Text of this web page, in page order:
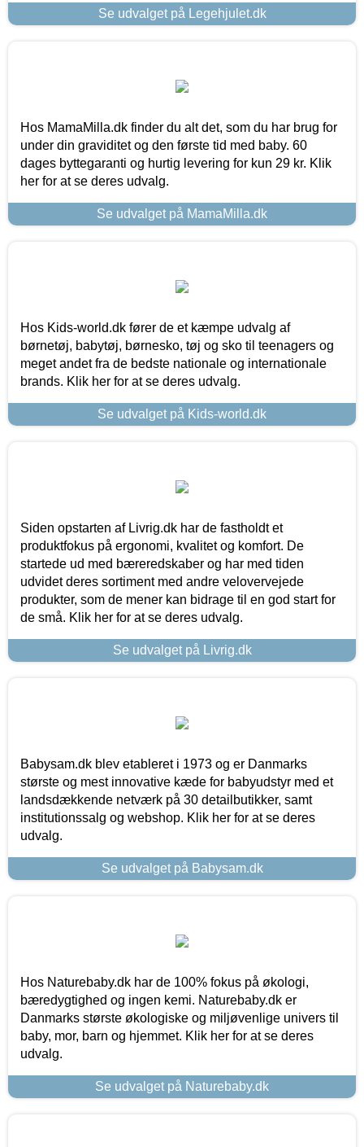
Se udvalget på Legehjulet.dk
Hos MamaMilla.dk finder du alt det, som du har brug for
under din graviditet og den første tid med baby. 60
dages byttegaranti og hurtig levering for kun 29 kr. Klik
her for at se deres udvalg.
Se udvalget på MamaMilla.dk
Hos Kids-world.dk fører de et kæmpe udvalg af
børnetøj, babytøj, børnesko, tøj og sko til teenagers og
meget andet fra de bedste nationale og internationale
brands. Klik her for at se deres udvalg.
Se udvalget på Kids-world.dk
Siden opstarten af Livrig.dk har de fastholdt et
produktfokus på ergonomi, kvalitet og komfort. De
startede ud med bæreredskaber og har med tiden
udvidet deres sortiment med andre velovervejede
produkter, som de mener kan bidrage til en god start for
de små. Klik her for at se deres udvalg.
Se udvalget på Livrig.dk
Babysam.dk blev etableret i 1973 og er Danmarks
største og mest innovative kæde for babyudstyr med et
landsdækkende netværk på 30 detailbutikker, samt
institutionssalg og webshop. Klik her for at se deres
udvalg.
Se udvalget på Babysam.dk
Hos Naturebaby.dk har de 100% fokus på økologi,
bæredygtighed og ingen kemi. Naturebaby.dk er
Danmarks største økologiske og miljøvenlige univers til
baby, mor, barn og hjemmet. Klik her for at se deres
udvalg.
Se udvalget på Naturebaby.dk